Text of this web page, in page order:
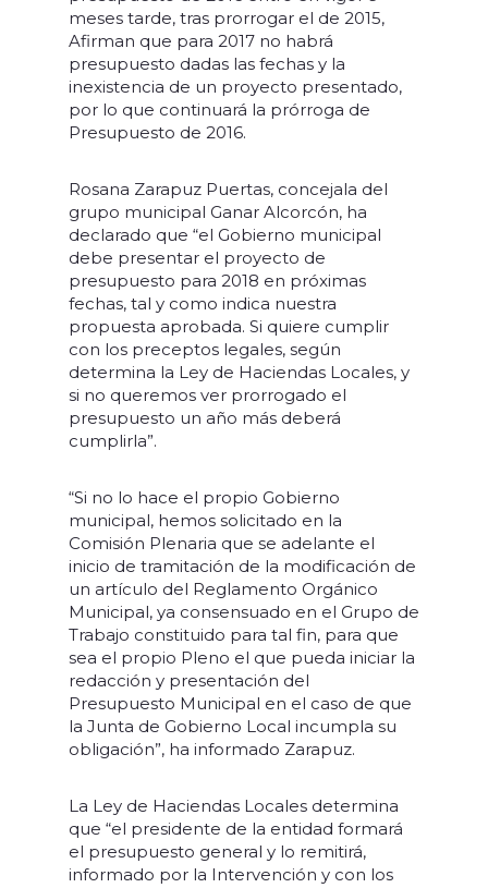
meses tarde, tras prorrogar el de 2015,
Afirman que para 2017 no habrá
presupuesto dadas las fechas y la
inexistencia de un proyecto presentado,
por lo que continuará la prórroga de
Presupuesto de 2016.
Rosana Zarapuz Puertas, concejala del
grupo municipal Ganar Alcorcón, ha
declarado que “el Gobierno municipal
debe presentar el proyecto de
presupuesto para 2018 en próximas
fechas, tal y como indica nuestra
propuesta aprobada. Si quiere cumplir
con los preceptos legales, según
determina la Ley de Haciendas Locales, y
si no queremos ver prorrogado el
presupuesto un año más deberá
cumplirla”.
“Si no lo hace el propio Gobierno
municipal, hemos solicitado en la
Comisión Plenaria que se adelante el
inicio de tramitación de la modificación de
un artículo del Reglamento Orgánico
Municipal, ya consensuado en el Grupo de
Trabajo constituido para tal fin, para que
sea el propio Pleno el que pueda iniciar la
redacción y presentación del
Presupuesto Municipal en el caso de que
la Junta de Gobierno Local incumpla su
obligación”, ha informado Zarapuz.
La Ley de Haciendas Locales determina
que “el presidente de la entidad formará
el presupuesto general y lo remitirá,
informado por la Intervención y con los